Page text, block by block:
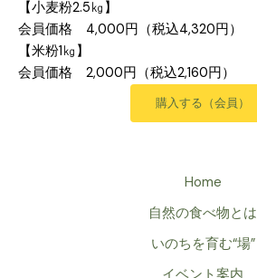
【小麦粉2.5㎏】
会員価格 4,000円（税込4,320円）
【米粉1㎏】
会員価格 2,000円（税込2,160円）
購入する（会員）
Home
自然の食べ物とは
いのちを育む“場”